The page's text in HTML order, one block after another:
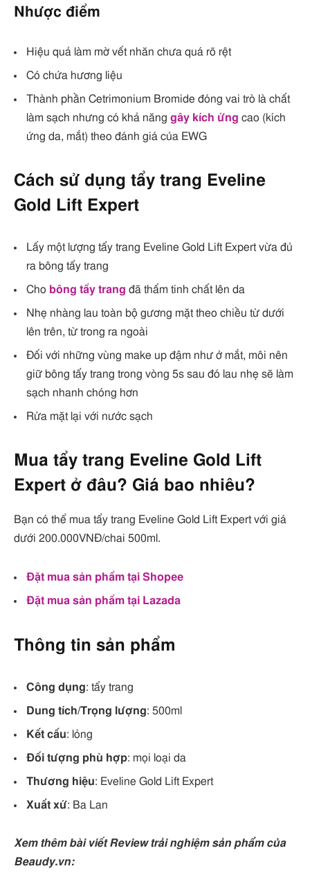
Nhược điểm
Hiệu quả làm mờ vết nhăn chưa quá rõ rệt
Có chứa hương liệu
Thành phần Cetrimonium Bromide đóng vai trò là chất
làm sạch nhưng có khả năng gây kích ứng cao (kích
ứng da, mắt) theo đánh giá của EWG
Cách sử dụng tẩy trang Eveline
Gold Lift Expert
Lấy một lượng tẩy trang Eveline Gold Lift Expert vừa đủ
ra bông tẩy trang
Cho bông tẩy trang đã thấm tinh chất lên da
Nhẹ nhàng lau toàn bộ gương mặt theo chiều từ dưới
lên trên, từ trong ra ngoài
Đối với những vùng make up đậm như ở mắt, môi nên
giữ bông tẩy trang trong vòng 5s sau đó lau nhẹ sẽ làm
sạch nhanh chóng hơn
Rửa mặt lại với nước sạch
Mua tẩy trang Eveline Gold Lift
Expert ở đâu? Giá bao nhiêu?
Bạn có thể mua tẩy trang Eveline Gold Lift Expert với giá
dưới 200.000VNĐ/chai 500ml.
Đặt mua sản phẩm tại Shopee
Đặt mua sản phẩm tại Lazada
Thông tin sản phẩm
Công dụng: tẩy trang
Dung tích/Trọng lượng: 500ml
Kết cấu: lỏng
Đối tượng phù hợp: mọi loại da
Thương hiệu: Eveline Gold Lift Expert
Xuất xứ: Ba Lan
Xem thêm bài viết Review trải nghiệm sản phẩm của
Beaudy.vn: